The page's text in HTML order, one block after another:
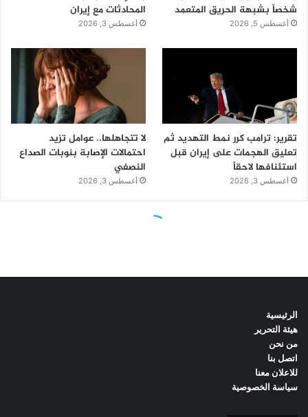
الرئيسية
هيئة التحرير
من نحن
اتصل بنا
للاعلان معنا
سياسة الخصوصية